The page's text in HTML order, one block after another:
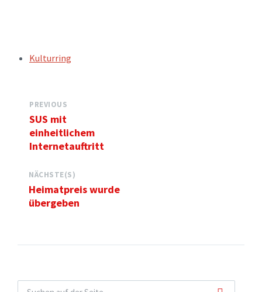
TAGS:Kulturring
PREVIOUS
SUS mit
einheitlichem
Internetauftritt
NÄCHSTE(S)
Heimatpreis wurde
übergeben